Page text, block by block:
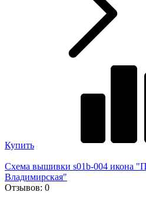
Купить
Схема вышивки s01b-004 икона
Владимирская"
Отзывов: 0